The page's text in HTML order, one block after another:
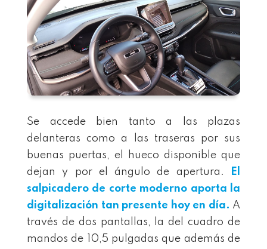
Se accede bien tanto a las plazas
delanteras como a las traseras por sus
buenas puertas, el hueco disponible que
dejan y por el ángulo de apertura.
El
salpicadero de corte moderno aporta la
digitalización tan presente hoy en día. A
través de dos pantallas, la del cuadro de
mandos de 10,5 pulgadas que además de